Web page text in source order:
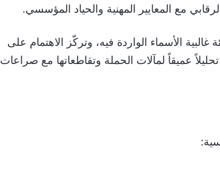
مع المعايير المهنية والحياد المؤسسي.
الأسماء الواردة فيه، وتركّز الاهتمام على
عميقاً لمآلات الحملة وتقاطعاتها مع صراعات